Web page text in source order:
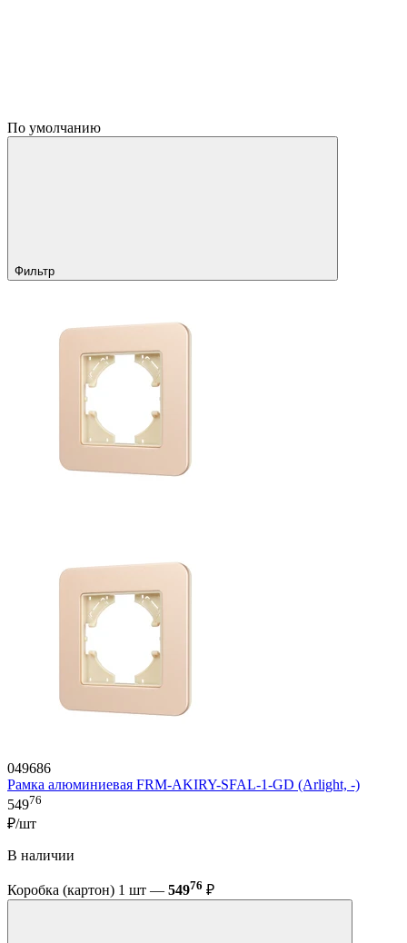
По умолчанию
Фильтр
049686
Рамка алюминиевая FRM-AKIRY-SFAL-1-GD (Arlight, -)
54976
₽/шт
В наличии
Коробка (картон) 1 шт — 54976 ₽